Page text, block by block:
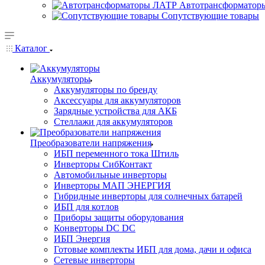
Сопутствующие товары
Каталог
Аккумуляторы
Аккумуляторы по бренду
Аксессуары для аккумуляторов
Зарядные устройства для АКБ
Стеллажи для аккумуляторов
Преобразователи напряжения
ИБП переменного тока Штиль
Инверторы СибКонтакт
Автомобильные инверторы
Инверторы МАП ЭНЕРГИЯ
Гибридные инверторы для солнечных батарей
ИБП для котлов
Приборы защиты оборудования
Конверторы DC DC
ИБП Энергия
Готовые комплекты ИБП для дома, дачи и офиса
Сетевые инверторы